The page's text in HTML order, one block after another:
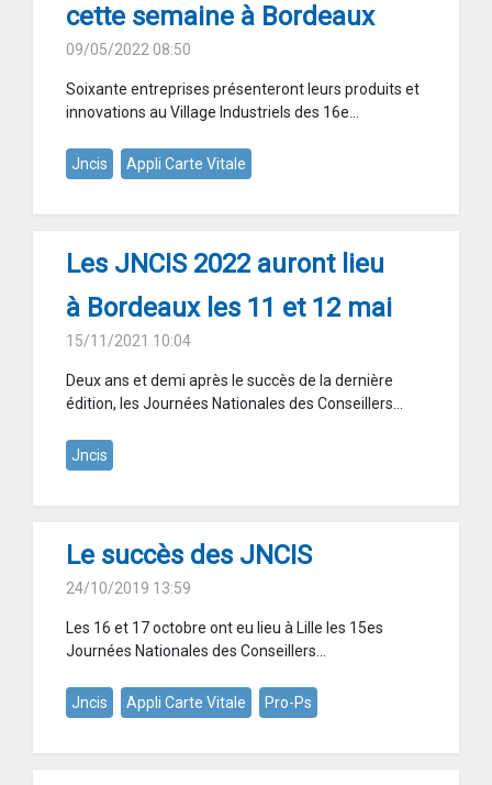
cette semaine à Bordeaux
09/05/2022 08:50
Soixante entreprises présenteront leurs produits et
innovations au Village Industriels des 16e...
Jncis Appli Carte Vitale
Les JNCIS 2022 auront lieu
à Bordeaux les 11 et 12 mai
15/11/2021 10:04
Deux ans et demi après le succès de la dernière
édition, les Journées Nationales des Conseillers...
Jncis
Le succès des JNCIS
24/10/2019 13:59
Les 16 et 17 octobre ont eu lieu à Lille les 15es
Journées Nationales des Conseillers...
Jncis Appli Carte Vitale Pro-Ps